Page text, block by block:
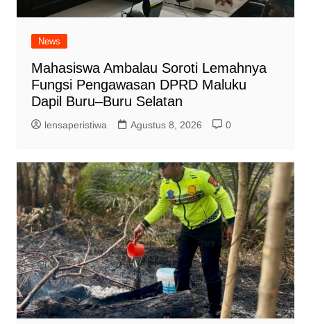
News
Mahasiswa Ambalau Soroti Lemahnya
Fungsi Pengawasan DPRD Maluku
Dapil Buru–Buru Selatan
lensaperistiwa Agustus 8, 2026 0